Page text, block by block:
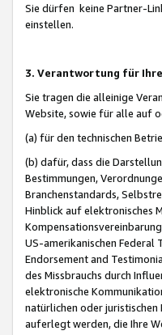
Sie dürfen keine Partner-
einstellen.
3. Verantwortung für
Sie tragen die alleinige
Website, sowie für alle auf
(a) für den technischen
(b) dafür, dass die
Bestimmungen,
Branchenstandards,
Hinblick auf elektronisches
US-amerikanischen Federal
Endorsement and
des Missbrauchs durch
elektronische
natürlichen oder juristischen
auferlegt werden, die Ihre